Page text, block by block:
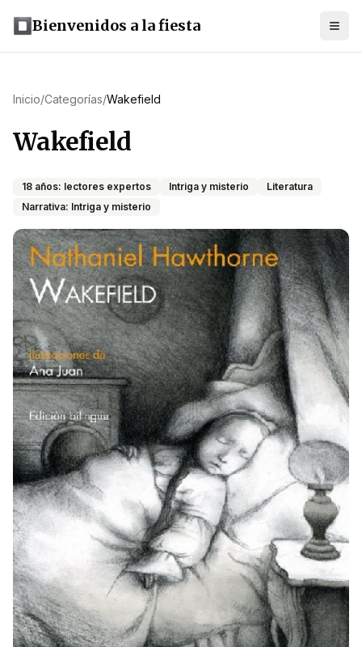
Bienvenidos a la fiesta
Inicio/Categorías/Wakefield
Wakefield
18 años: lectores expertos Intriga y misterio
Literatura
Narrativa: Intriga y misterio